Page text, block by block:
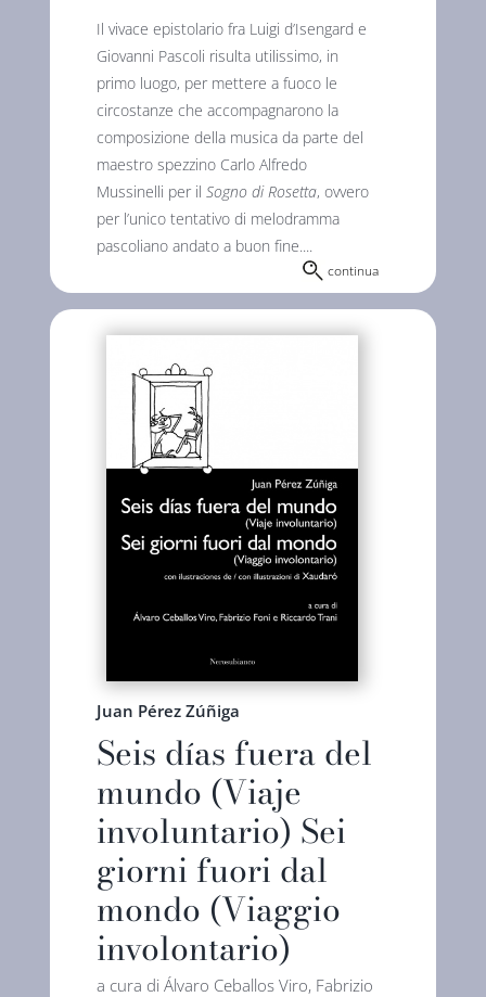
Il vivace epistolario fra Luigi d’Isengard e
Giovanni Pascoli risulta utilissimo, in
primo luogo, per mettere a fuoco le
circostanze che accompagnarono la
composizione della musica da parte del
maestro spezzino Carlo Alfredo
Mussinelli per il Sogno di Rosetta, ovvero
per l’unico tentativo di melodramma
pascoliano andato a buon fine....
continua
Juan Pérez Zúñiga
Seis días fuera del
mundo (Viaje
involuntario) Sei
giorni fuori dal
mondo (Viaggio
involontario)
a cura di Álvaro Ceballos Viro, Fabrizio